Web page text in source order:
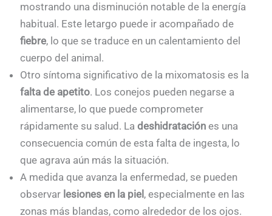
mostrando una disminución notable de la energía
habitual. Este letargo puede ir acompañado de
fiebre, lo que se traduce en un calentamiento del
cuerpo del animal.
Otro síntoma significativo de la mixomatosis es la
falta de apetito. Los conejos pueden negarse a
alimentarse, lo que puede comprometer
rápidamente su salud. Ladeshidratación es una
consecuencia común de esta falta de ingesta, lo
que agrava aún más la situación.
A medida que avanza la enfermedad, se pueden
observar lesiones en la piel , especialmente en las
zonas más blandas, como alrededor de los ojos.